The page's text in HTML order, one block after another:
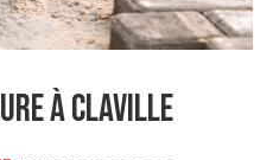
à Claville